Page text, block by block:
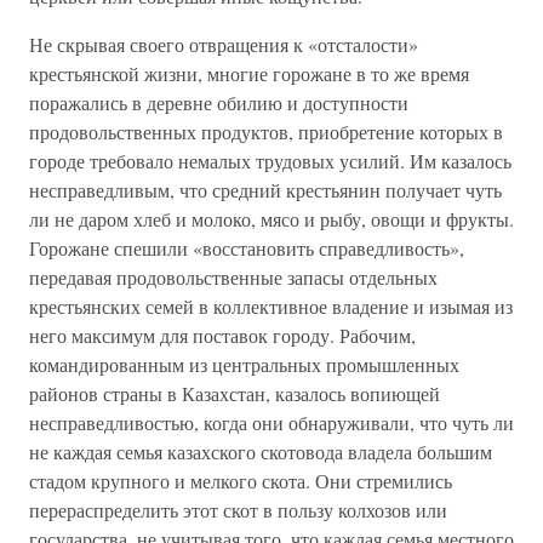
Не скрывая своего отвращения к «отсталости»
крестьянской жизни, многие горожане в то же время
поражались в деревне обилию и доступности
продовольственных продуктов, приобретение которых в
городе требовало немалых трудовых усилий. Им казалось
несправедливым, что средний крестьянин получает чуть
ли не даром хлеб и молоко, мясо и рыбу, овощи и фрукты.
Горожане спешили «восстановить справедливость»,
передавая продовольственные запасы отдельных
крестьянских семей в коллективное владение и изымая из
него максимум для поставок городу. Рабочим,
командированным из центральных промышленных
районов страны в Казахстан, казалось вопиющей
несправедливостью, когда они обнаруживали, что чуть ли
не каждая семья казахского скотовода владела большим
стадом крупного и мелкого скота. Они стремились
перераспределить этот скот в пользу колхозов или